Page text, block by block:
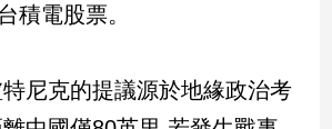
積電股票。
尼克的提議源於地緣政治考